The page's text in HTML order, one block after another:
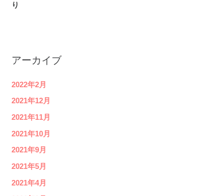
り
アーカイブ
2022年2月
2021年12月
2021年11月
2021年10月
2021年9月
2021年5月
2021年4月